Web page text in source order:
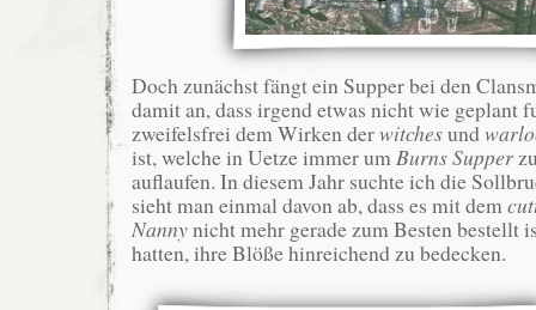
Doch zunächst fängt ein Supper bei den
damit an, dass irgend etwas nicht wie geplant
zweifelsfrei dem Wirken derwitchesund
ist, welche in Uetze immer umBurns Supper
auflaufen. In diesem Jahr suchte ich die
sieht man einmal davon ab, dass es mit dem
Nannynicht mehr gerade zum Besten bestellt
hatten, ihre Blöße hinreichend zu bedecken.